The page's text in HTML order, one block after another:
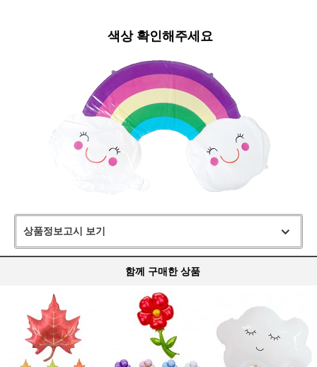
색상 확인해주세요
상품정보고시 보기
함께 구매한 상품